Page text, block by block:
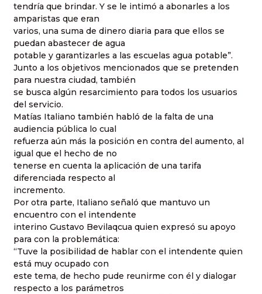
tendría que brindar. Y se le intimó a abonarles a los
amparistas que eran
varios, una suma de dinero diaria para que ellos se
puedan abastecer de agua
potable y garantizarles a las escuelas agua potable”.
Junto a los objetivos mencionados que se pretenden
para nuestra ciudad, también
se busca algún resarcimiento para todos los usuarios
del servicio.
Matías Italiano también habló de la falta de una
audiencia pública lo cual
refuerza aún más la posición en contra del aumento, al
igual que el hecho de no
tenerse en cuenta la aplicación de una tarifa
diferenciada respecto al
incremento.
Por otra parte, Italiano señaló que mantuvo un
encuentro con el intendente
interino Gustavo Bevilaqcua quien expresó su apoyo
para con la problemática:
“Tuve la posibilidad de hablar con el intendente quien
está muy ocupado con
este tema, de hecho pude reunirme con él y dialogar
respecto a los parámetros